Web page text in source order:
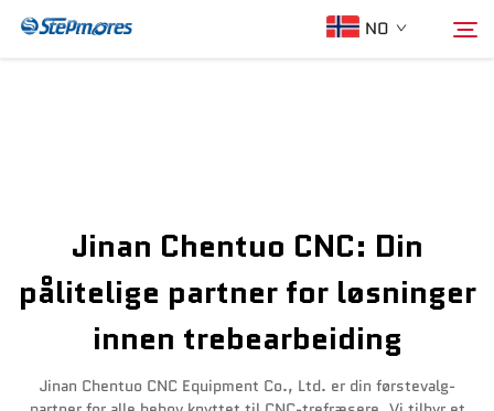
NO
Produkter
Kjøp
Jinan Chentuo CNC: Din
pålitelige partner for løsninger
innen trebearbeiding
Jinan Chentuo CNC Equipment Co., Ltd. er din førstevalg-